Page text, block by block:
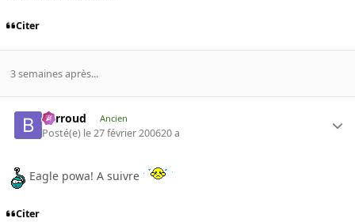
Citer
3 semaines après...
Barroud Ancien
Posté(e) le 27 février 200620 a
Eagle powa! A suivre
Citer